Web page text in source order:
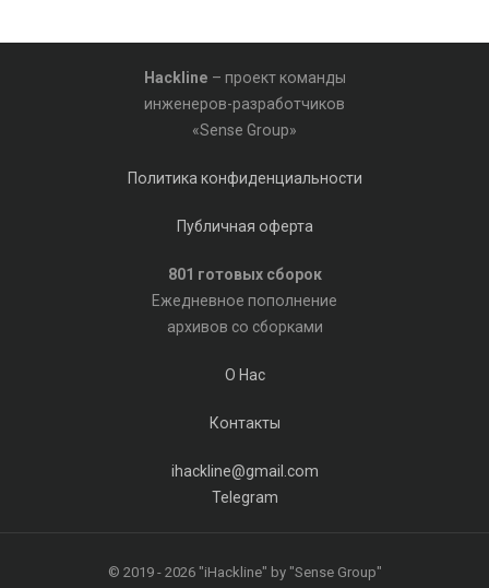
Hackline – проект команды
инженеров-разработчиков
«Sense Group»
Политика конфиденциальности
Публичная оферта
801 готовых сборок
Ежедневное пополнение
архивов со сборками
О Нас
Контакты
ihackline@gmail.com
Telegram
© 2019 - 2026 "iHackline" by "Sense Group"